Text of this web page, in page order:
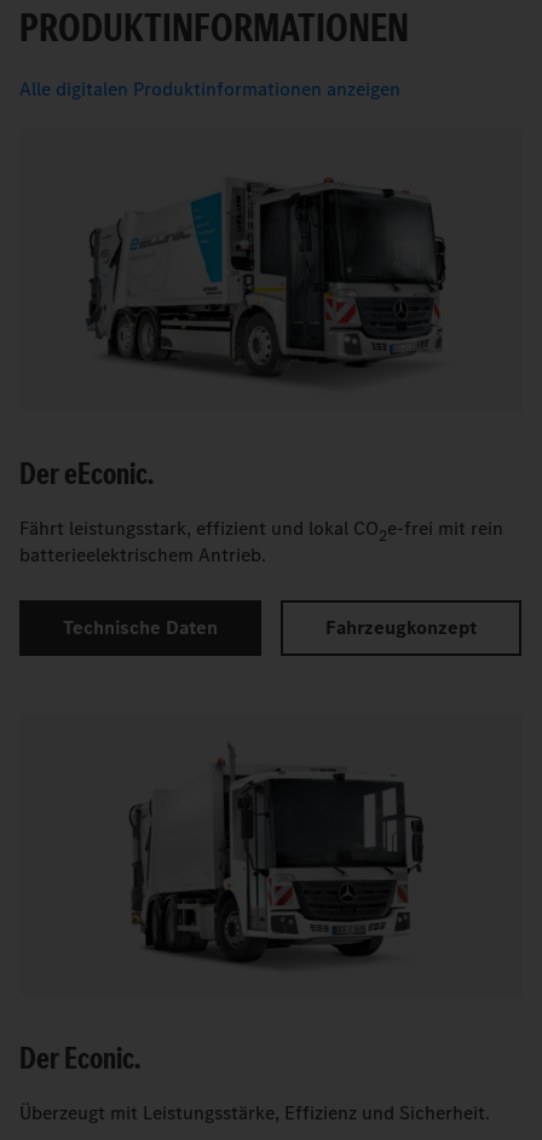
PRODUKTINFORMATIONEN
Alle digitalen Produktinformationen anzeigen
DereEconic.
Fährt leistungsstark, effizient und lokal CO2e-frei mit rein
batterieelektrischem Antrieb.
Technische Daten Fahrzeugkonzept
Der Econic.
Überzeugt mit Leistungsstärke, Effizienz und Sicherheit.